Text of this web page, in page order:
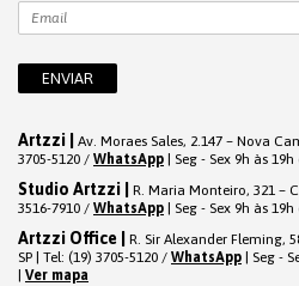
Artzzi | Av. Moraes Sales, 2.147 – Nova
3705-5120 / WhatsApp | Seg - Sex 9h às
Studio Artzzi | R. Maria Monteiro, 321 –
3516-7910 / WhatsApp | Seg - Sex 9h às
Artzzi Office | R. Sir Alexander Fleming,
SP | Tel: (19) 3705-5120 / WhatsApp | Seg -
Ver mapa